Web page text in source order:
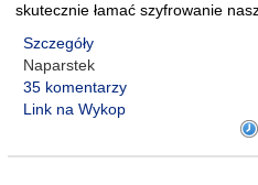
skutecznie łamać szyfrowanie
Szczegóły
Naparstek
35 komentarzy
Link na Wykop